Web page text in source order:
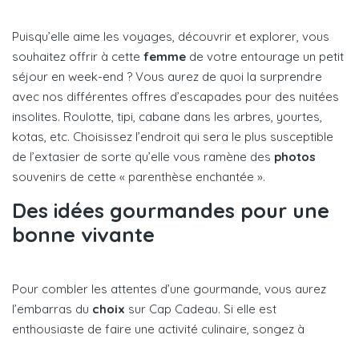
Puisqu’elle aime les voyages, découvrir et explorer, vous
souhaitez offrir à cette femme de votre entourage un petit
séjour en week-end ? Vous aurez de quoi la surprendre
avec nos différentes offres d’escapades pour des nuitées
insolites. Roulotte, tipi, cabane dans les arbres, yourtes,
kotas, etc. Choisissez l’endroit qui sera le plus susceptible
de l’extasier de sorte qu’elle vous ramène des photos
souvenirs de cette « parenthèse enchantée ».
Des idées gourmandes pour une
bonne vivante
Pour combler les attentes d’une gourmande, vous aurez
l’embarras du choix sur Cap Cadeau. Si elle est
enthousiaste de faire une activité culinaire, songez à